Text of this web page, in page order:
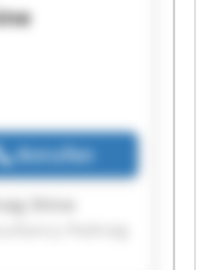
Anrufen
Shine
Consultancy